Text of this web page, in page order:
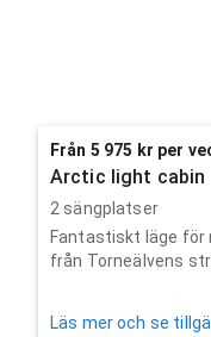
Från 5 975 kr per
Arctic light cabin
2 sängplatser
Fantastiskt läge
från Torneälvens
Läs mer och se